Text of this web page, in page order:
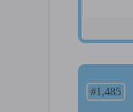
#1,485